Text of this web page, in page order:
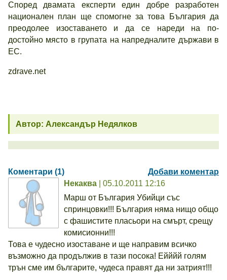
Според двамата експерти един добре разработен
национален план ще спомогне за това България да
преодолее изоставането и да се нареди на по-
достойно място в групата на напредналите държави в
ЕС.
zdrave.net
Автор: Александър Недялков
Коментари (1)
Добави коментар
Некаква | 05.10.2011 12:16
Марш от България Убийци със
спринцовки!!! България няма нищо общо
с фашистите пласьори на смърт, срещу
комисионни!!!
Това е чудесно изоставане и ще направим всичко
възможно да продължив в тази посока! Ейййй голям
трън сме им българите, чудеса правят да ни затрият!!!